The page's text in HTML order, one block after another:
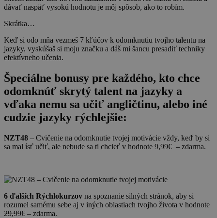
dávať naspäť vysokú hodnotu je môj spôsob, ako to robím.
Skrátka…
Keď si odo mňa vezmeš 7 kľúčov k odomknutiu tvojho talentu na
jazyky, vyskúšaš si moju značku a dáš mi šancu presadiť techniky
efektívneho učenia.
Špeciálne bonusy pre každého, kto chce
odomknúť skrytý talent na jazyky a
vďaka nemu sa učiť angličtinu, alebo iné
cudzie jazyky rýchlejšie:
NZT48 – Cvičenie na odomknutie tvojej motivácie vždy, keď by si
sa mal ísť učiť, ale nebude sa ti chcieť v hodnote 9,99€ – zdarma.
6 ďalších Rýchlokurzov na spoznanie silných stránok, aby si
rozumel samému sebe aj v iných oblastiach tvojho života v hodnote
29,99€ – zdarma.